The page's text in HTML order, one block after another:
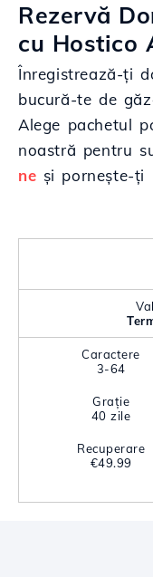
Rezervă
cu Hostico
Înregistrează-ți
bucură-te de
Alege pachetul
noastră pentru
ne și pornește-ți
Caractere
3-64
Grație
40 zile
Recuperare
€49.99